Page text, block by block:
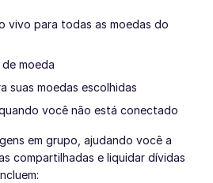
vivo para todas as moedas do
moeda
suas moedas escolhidas
você não está conectado
em grupo, ajudando você a
compartilhadas e liquidar dívidas